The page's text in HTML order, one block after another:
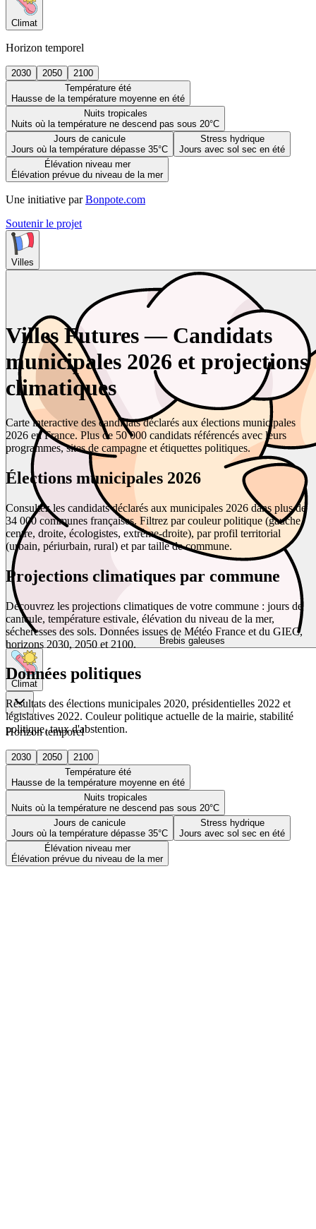
Climat
Horizon temporel
2030 2050
2100
Température été
Hausse de la température moyenne en été
Nuits tropicales
Nuits où la température ne descend pas sous 20°C
Jours de canicule
Jours où la température dépasse 35°C
Stress hydrique
Jours avec sol sec en été
Élévation niveau mer
Élévation prévue du niveau de la mer
Une initiative par Bonpote.com
Soutenir le projet
Villes
Brebis galeuses
Climat
Horizon temporel
2030 2050
2100
Température été
Hausse de la température moyenne en été
Nuits tropicales
Nuits où la température ne descend pas sous 20°C
Jours de canicule
Jours où la température dépasse 35°C
Stress hydrique
Jours avec sol sec en été
Élévation niveau mer
Élévation prévue du niveau de la mer
Villes Futures — Candidats
municipales 2026 et projections
climatiques
Carte interactive des candidats déclarés aux élections municipales
2026 en France. Plus de 50 000 candidats référencés avec leurs
programmes, sites de campagne et étiquettes politiques.
Élections municipales 2026
Consultez les candidats déclarés aux municipales 2026 dans plus de
34 000 communes françaises. Filtrez par couleur politique (gauche,
centre, droite, écologistes, extrême-droite), par profil territorial
(urbain, périurbain, rural) et par taille de commune.
Projections climatiques par commune
Découvrez les projections climatiques de votre commune : jours de
canicule, température estivale, élévation du niveau de la mer,
sécheresses des sols. Données issues de Météo France et du GIEC,
horizons 2030, 2050 et 2100.
Données politiques
Résultats des élections municipales 2020, présidentielles 2022 et
législatives 2022. Couleur politique actuelle de la mairie, stabilité
politique, taux d'abstention.